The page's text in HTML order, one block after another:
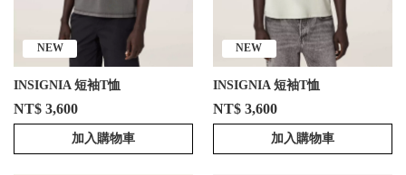
NEW
INSIGNIA 短袖T恤
NT$ 3,600
加入購物車
NEW
INSIGNIA 短袖T恤
NT$ 3,600
加入購物車